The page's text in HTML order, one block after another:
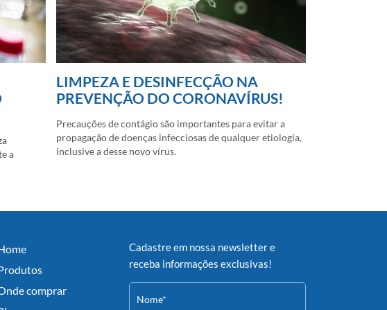
a
LIMPEZA E DESINFECÇÃO NA
PREVENÇÃO DO CORONAVÍRUS!
Precauções de contágio são importantes para evitar a
propagação de doenças infecciosas de qualquer etiologia,
inclusive a desse novo vírus.
comprar
Cadastre em nossa newsletter e
receba informações exclusivas!